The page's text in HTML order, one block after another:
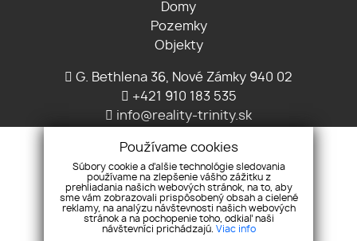
Domy
Pozemky
Objekty
G. Bethlena 36, Nové Zámky 940 02
+421 910 183 535
info@reality-trinity.sk
Používame cookies
Súbory cookie a ďalšie technológie sledovania
používame na zlepšenie vášho zážitku z
prehliadania našich webových stránok, na to, aby
sme vám zobrazovali prispôsobený obsah a cielené
reklamy, na analýzu návštevnosti našich webových
stránok a na pochopenie toho, odkiaľ naši
návštevníci prichádzajú. Viac info